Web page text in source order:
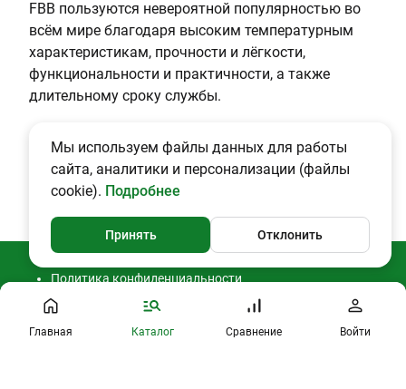
FBB пользуются невероятной популярностью во
всём мире благодаря высоким температурным
характеристикам, прочности и лёгкости,
функциональности и практичности, а также
длительному сроку службы.
Политика конфиденциальности
Согласие на обработку ПДн
Публичная оферта
2026 © CAMPING2000
Мы используем файлы данных для работы
сайта, аналитики и персонализации (файлы
cookie). Подробнее
Принять Отклонить
Главная
Каталог
Сравнение Войти